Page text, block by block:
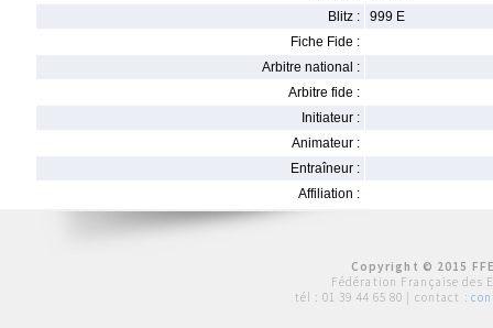
Blitz :
999 E
Fiche Fide :
Arbitre national :
Arbitre fide :
Initiateur :
Animateur :
Entraîneur :
Affiliation :
Copyright © 2015
Fédération Française des
tél : 01 39 44 65 80 | contact :